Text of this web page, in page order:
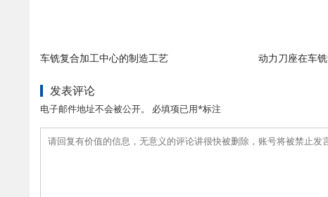
车铣复合加工中心的制造工艺 动力刀座在车
发表评论
电子邮件地址不会被公开。 必填项已用*标注